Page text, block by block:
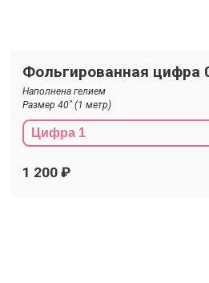
Фольгированная цифра
Наполнена гелием
Размер 40" (1 метр)
1 200 ₽